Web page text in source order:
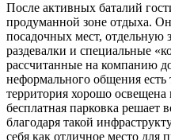
После активных баталий
продуманной зоне отдыха.
посадочных мест, отдельную
раздевалки и специальные
рассчитанные на компанию
неформального общения есть
территория хорошо освещена
бесплатная парковка решает
благодаря такой
себя как отличное место для